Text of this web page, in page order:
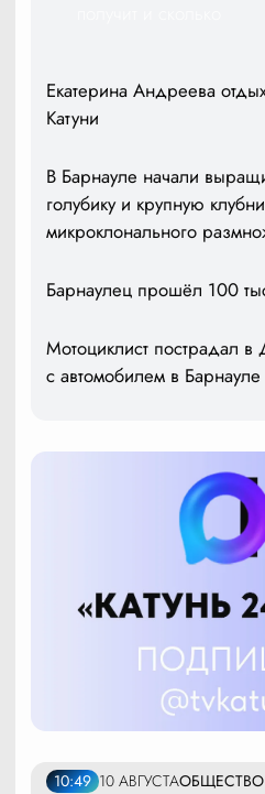
Екатерина Андреева
Катуни
В Барнауле начали
голубику и крупную
микроклонального
Барнаулец прошёл 100
Мотоциклист пострадал
с автомобилем в Барнауле
10:49 10 АВГУСТАОБЩЕСТВО